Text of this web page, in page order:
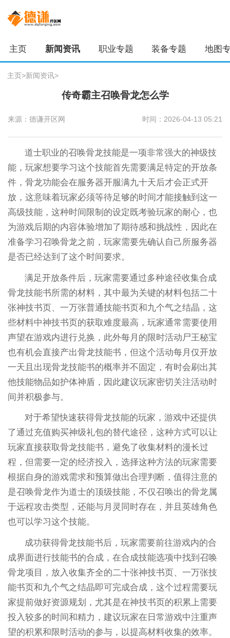
主页 新闻资讯 职业专题 装备专题 地图
主页>新闻资讯>
传奇霸主召唤骨龙怎么学
来源：德谦开区网 时间：2026-04-13 05:21
道士职业的召唤骨龙技能是一项非常强大的神级技
能，玩家想要学习这个技能首先需要满足特定的开放条
件，骨龙功能会在服务器开服满九十天后才会正式开
放，这意味着玩家必须等待足够的时间才能接触到这一
高级技能，这种时间限制的设定既考验玩家的耐心，也
为游戏后期的内容体验增加了期待感和挑战性，因此在
准备学习召唤骨龙之前，玩家需要先确认自己所服务器
是否已经达到了这个时间要求。
满足开放条件后，玩家需要通过多种途径收集合成
骨龙技能书所需的材料，其中最为关键的材料包括二十
张神技书页、一万张普通技能书页和九个气之结晶，这
些材料中神技书页的获取难度最高，玩家通常需要使用
声望在游戏内进行兑换，此外每月的限时活动尸王秘宝
也有机会直接产出骨龙技能书，但这个活动每月仅开放
一天且出现骨龙技能书的概率并不固定，有时会刷出其
他技能物品如护体神盾，因此建议玩家密切关注活动时
间并积极参与。
对于希望快速获得骨龙技能的玩家，游戏中还提供
了通过充值购买神级礼包的替代途径，这种方式可以让
玩家直接获取骨龙技能书，避免了收集材料的漫长过
程，但需要一定的经济投入，选择这种方法的玩家需要
根据自身的游戏需求和预算做出合理判断，值得注意的
是召唤骨龙作为道士的顶级技能，不仅召唤出的骨龙属
于远程攻击类型，还能与月灵同时存在，并且英雄角色
也可以学习这个技能。
成功获得骨龙技能书后，玩家需要前往游戏内的合
成界面进行技能书的合成，在合成技能选项中找到召唤
骨龙项目，放入收集齐全的二十张神技书页、一万张技
能书页和九个气之结晶即可完成合成，这个过程需要玩
家提前做好资源规划，尤其是在神技书页的积累上需要
投入较多的时间和精力，建议玩家在日常游戏中注重声
望的积累和限时活动的参与，以提高材料收集的效率。